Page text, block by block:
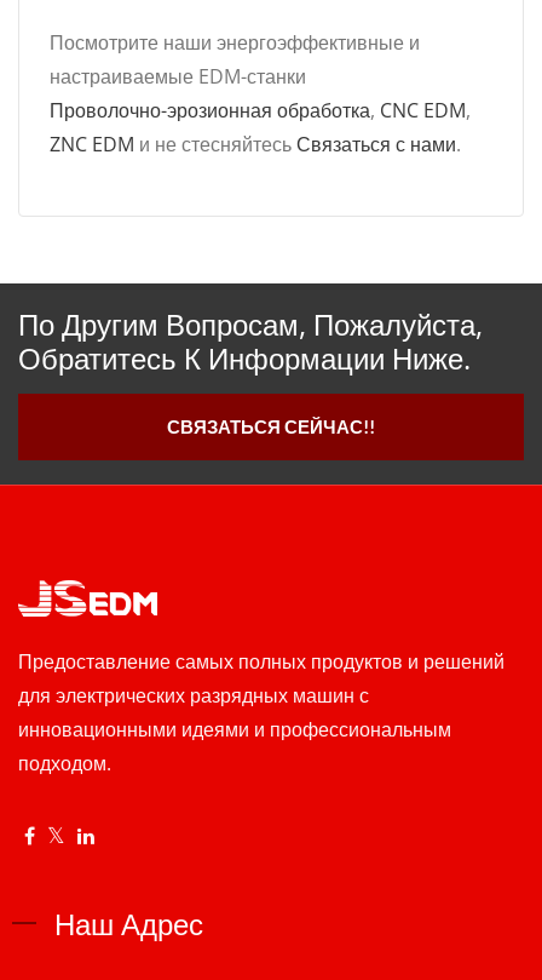
Посмотрите наши энергоэффективные и
настраиваемые EDM-станки
Проволочно-эрозионная обработка, CNC EDM,
ZNC EDM и не стесняйтесьСвязаться с нами.
По Другим Вопросам, Пожалуйста,
Обратитесь К Информации Ниже.
СВЯЗАТЬСЯ СЕЙЧАС!!
Предоставление самых полных продуктов и решений
для электрических разрядных машин с
инновационными идеями и профессиональным
подходом.
Наш Адрес